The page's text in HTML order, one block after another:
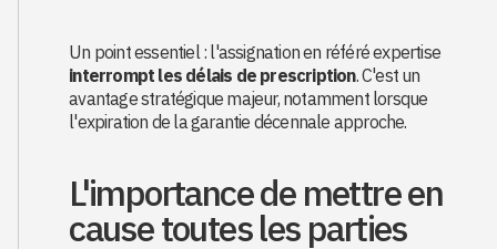
Un point essentiel : l'assignation en référé expertise
interrompt les délais de prescription. C'est un
avantage stratégique majeur, notamment lorsque
l'expiration de la garantie décennale approche.
L'importance de mettre en
cause toutes les parties